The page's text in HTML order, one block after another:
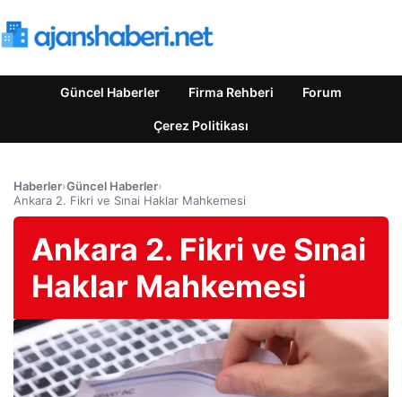
Güncel Haberler Firma Rehberi Forum
Çerez Politikası
Haberler›Güncel Haberler›
Ankara 2. Fikri ve Sınai Haklar Mahkemesi
Ankara 2. Fikri ve Sınai
Haklar Mahkemesi